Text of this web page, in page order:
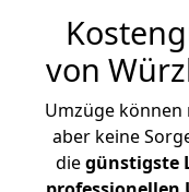
von
Umzüge
aber keine
diegünstigste